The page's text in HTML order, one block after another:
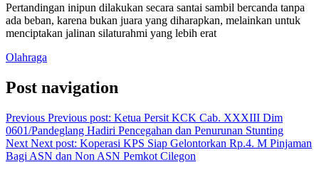
Pertandingan inipun dilakukan secara santai sambil bercanda tanpa
ada beban, karena bukan juara yang diharapkan, melainkan untuk
menciptakan jalinan silaturahmi yang lebih erat
Olahraga
Post navigation
Previous Previous post: Ketua Persit KCK Cab. XXXIII Dim
0601/Pandeglang Hadiri Pencegahan dan Penurunan Stunting
Next Next post: Koperasi KPS Siap Gelontorkan Rp.4. M Pinjaman
Bagi ASN dan Non ASN Pemkot Cilegon